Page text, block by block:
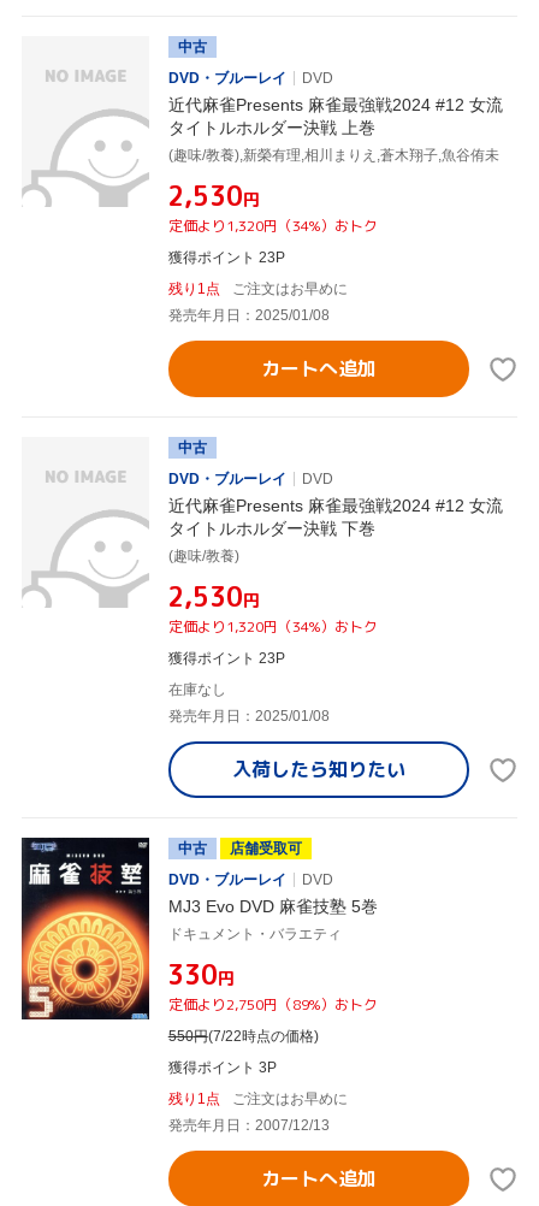
中古
DVD・ブルーレイ
DVD
近代麻雀Presents 麻雀最強戦2024 #12 女流
タイトルホルダー決戦 上巻
(趣味/教養),新榮有理,相川まりえ,蒼木翔子,魚谷侑未
¥2,530円
定価より1,320円（34%）おトク
獲得ポイント 23P
残り1点
ご注文はお早めに
発売年月日：2025/01/08
カートへ追加
中古
DVD・ブルーレイ
DVD
近代麻雀Presents 麻雀最強戦2024 #12 女流
タイトルホルダー決戦 下巻
(趣味/教養)
¥2,530円
定価より1,320円（34%）おトク
獲得ポイント 23P
在庫なし
発売年月日：2025/01/08
入荷したら知りたい
中古
店舗受取可
DVD・ブルーレイ
DVD
MJ3 Evo DVD 麻雀技塾 5巻
ドキュメント・バラエティ
¥330円
定価より2,750円（89%）おトク
550円(7/22時点の価格)
獲得ポイント 3P
残り1点
ご注文はお早めに
発売年月日：2007/12/13
カートへ追加